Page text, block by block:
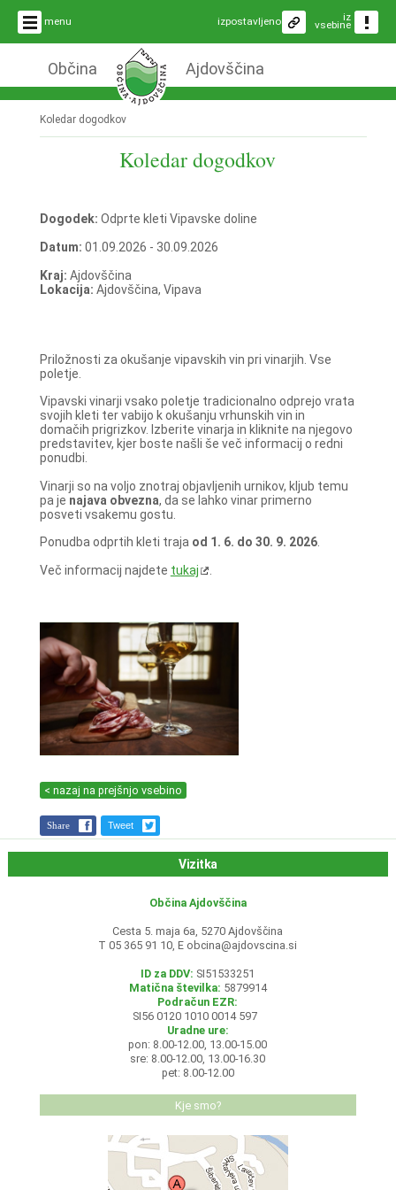
menu iz
vsebine
izpostavljeno
Občina Ajdovščina
Koledar dogodkov
Koledar dogodkov
Dogodek: Odprte kleti Vipavske doline
Datum: 01.09.2026 - 30.09.2026
Kraj: Ajdovščina
Lokacija: Ajdovščina, Vipava
Priložnosti za okušanje vipavskih vin pri vinarjih. Vse
poletje.
Vipavski vinarji vsako poletje tradicionalno odprejo vrata
svojih kleti ter vabijo k okušanju vrhunskih vin in
domačih prigrizkov. Izberite vinarja in kliknite na njegovo
predstavitev, kjer boste našli še več informacij o redni
ponudbi.
Vinarji so na voljo znotraj objavljenih urnikov, kljub temu
pa je najava obvezna, da se lahko vinar primerno
posveti vsakemu gostu.
Ponudba odprtih kleti traja od 1. 6. do 30. 9. 2026.
Več informacij najdete tukaj
< nazaj na prejšnjo vsebino
Share Tweet
Vizitka
Občina Ajdovščina
Cesta 5. maja 6a, 5270 Ajdovščina
T 05 365 91 10, E obcina@ajdovscina.si
ID za DDV: SI51533251
Matična številka: 5879914
Podračun EZR:
SI56 0120 1010 0014 597
Uradne ure:
pon: 8.00-12.00, 13.00-15.00
sre: 8.00-12.00, 13.00-16.30
pet: 8.00-12.00
Kje smo?